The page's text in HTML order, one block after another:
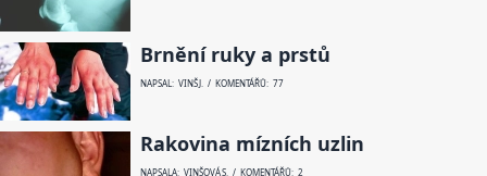
Brnění ruky a prstů
NAPSAL: VINŠ J. / KOMENTÁŘŮ: 77
Rakovina mízních uzlin
NAPSALA: VINŠOVÁ S. / KOMENTÁŘŮ: 2